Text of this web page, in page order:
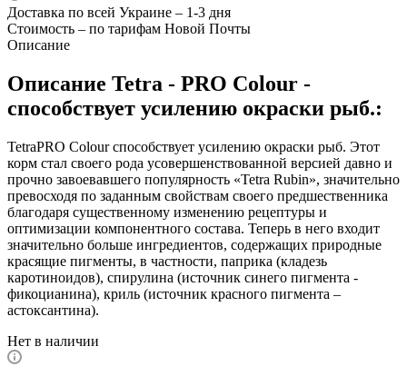
Доставка по всей Украине – 1-3 дня
Стоимость – по тарифам Новой Почты
Описание
Описание Tetra - PRO Colour -
способствует усилению окраски рыб.:
TetraPRO Colour способствует усилению окраски рыб. Этот
корм стал своего рода усовершенствованной версией давно и
прочно завоевавшего популярность «Tetra Rubin», значительно
превосходя по заданным свойствам своего предшественника
благодаря существенному изменению рецептуры и
оптимизации компонентного состава. Теперь в него входит
значительно больше ингредиентов, содержащих природные
красящие пигменты, в частности, паприка (кладезь
каротиноидов), спирулина (источник синего пигмента -
фикоцианина), криль (источник красного пигмента –
астоксантина).
Нет в наличии